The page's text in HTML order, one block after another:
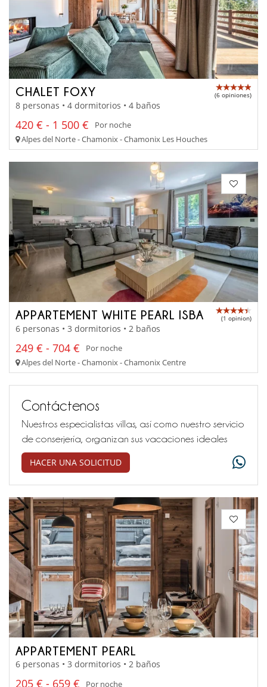
CHALET FOXY (6 opiniones)
8 personas • 4 dormitorios • 4 baños
420 € - 1 500 €
Por noche
Alpes del Norte - Chamonix - Chamonix Les Houches
APPARTEMENT WHITE PEARL ISBA (1 opinion)
6 personas • 3 dormitorios • 2 baños
249 € - 704 €
Por noche
Alpes del Norte - Chamonix - Chamonix Centre
Contáctenos
Nuestros especialistas villas, así como nuestro servicio
de conserjería, organizan sus vacaciones ideales
HACER UNA SOLICITUD
APPARTEMENT PEARL
6 personas • 3 dormitorios • 2 baños
205 € - 659 € Por noche